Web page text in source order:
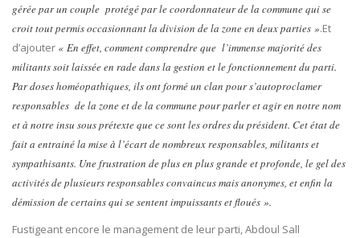
gérée par un couple protégé par le coordonnateur de la commune qui se
croit tout permis occasionnant la division de la zone en deux parties ».Et
d’ajouter « En effet, comment comprendre que l’immense majorité des
militants soit laissée en rade dans la gestion et le fonctionnement du parti.
Par doses homéopathiques, ils ont formé un clan pour s’autoproclamer
responsables de la zone et de la commune pour parler et agir en notre nom
et à notre insu sous prétexte que ce sont les ordres du président. Cet état de
fait a entrainé la mise à l’écart de nombreux responsables, militants et
sympathisants. Une frustration de plus en plus grande et profonde, le gel des
activités de plusieurs responsables convaincus mais anonymes, et enfin la
démission de certains qui se sentent impuissants et floués ».
Fustigeant encore le management de leur parti, Abdoul Sall